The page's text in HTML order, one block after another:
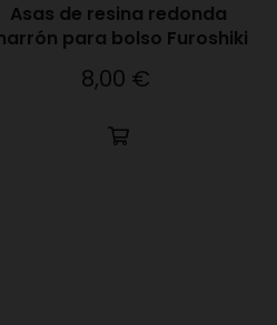
Asas de resina redonda
para bolso Furoshiki
Precio
8,00 €